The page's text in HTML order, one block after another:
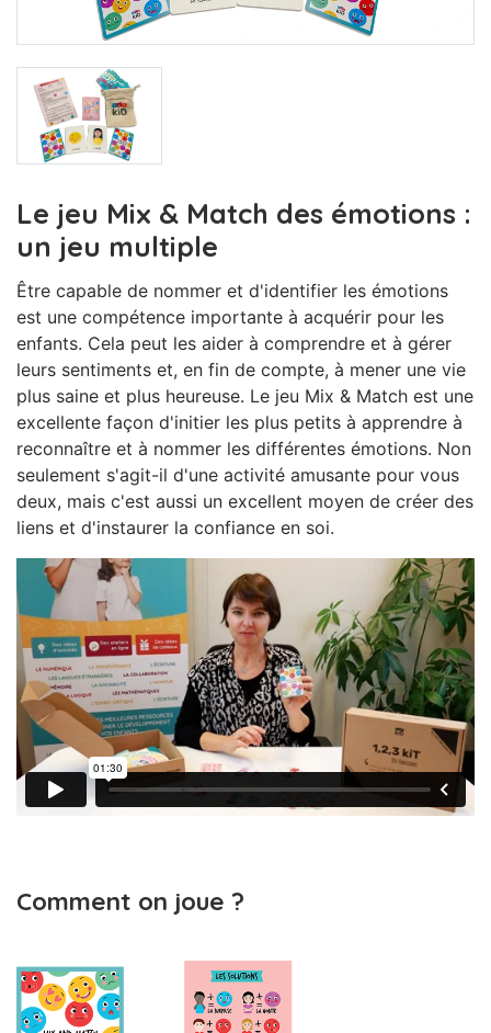
Le jeu Mix & Match des émotions :
un jeu multiple
Être capable de nommer et d'identifier les émotions
est une compétence importante à acquérir pour les
enfants. Cela peut les aider à comprendre et à gérer
leurs sentiments et, en fin de compte, à mener une vie
plus saine et plus heureuse. Le jeu Mix & Match est une
excellente façon d'initier les plus petits à apprendre à
reconnaître et à nommer les différentes émotions. Non
seulement s'agit-il d'une activité amusante pour vous
deux, mais c'est aussi un excellent moyen de créer des
liens et d'instaurer la confiance en soi.
Comment on joue ?